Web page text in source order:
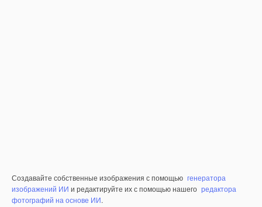
Создавайте собственные изображения с помощью генератора
изображений ИИ и редактируйте их с помощью нашего редактора
фотографий на основе ИИ.